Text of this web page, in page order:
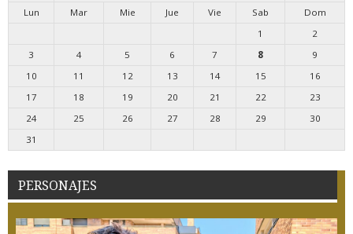
Lun
Mar Mie Jue Vie Sab
Dom
1
2
3
4 5 6 7 8
9
10
11 12 13 14 15
16
17
18 19 20 21 22
23
24
25 26 27 28 29
30
31
PERSONAJES